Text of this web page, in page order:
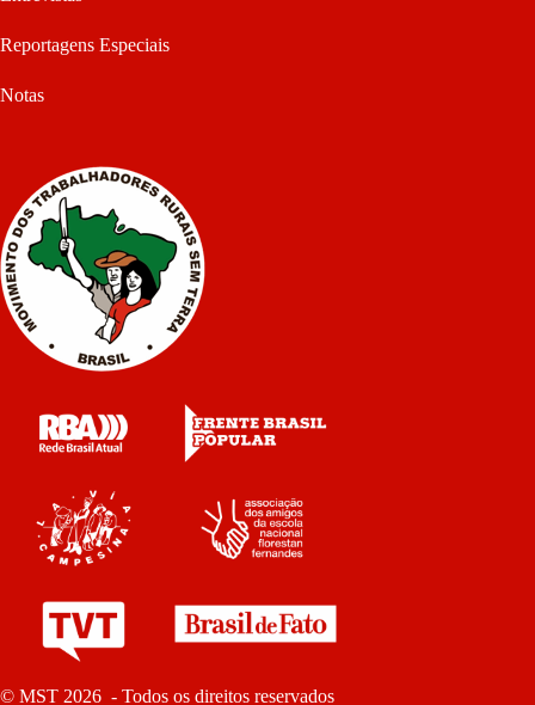
Reportagens Especiais
Notas
© MST 2026 - Todos os direitos reservados